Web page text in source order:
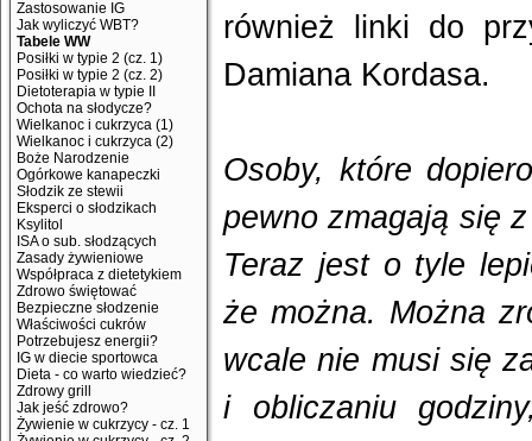
Zastosowanie IG
Jak wyliczyć WBT?
Tabele WW
Posiłki w typie 2 (cz. 1)
Posiłki w typie 2 (cz. 2)
Dietoterapia w typie II
Ochota na słodycze?
Wielkanoc i cukrzyca (1)
Wielkanoc i cukrzyca (2)
Boże Narodzenie
Ogórkowe kanapeczki
Słodzik ze stewii
Eksperci o słodzikach
Ksylitol
ISA o sub. słodzących
Zasady żywieniowe
Współpraca z dietetykiem
Zdrowo świętować
Bezpieczne słodzenie
Właściwości cukrów
Potrzebujesz energii?
IG w diecie sportowca
Dieta - co warto wiedzieć?
Zdrowy grill
Jak jeść zdrowo?
Żywienie w cukrzycy - cz. 1
również linki do
Damiana Kordasa.
Osoby, które
pewno zmagają się
Teraz jest o tyle
że można. Można
wcale nie musi się
i obliczaniu